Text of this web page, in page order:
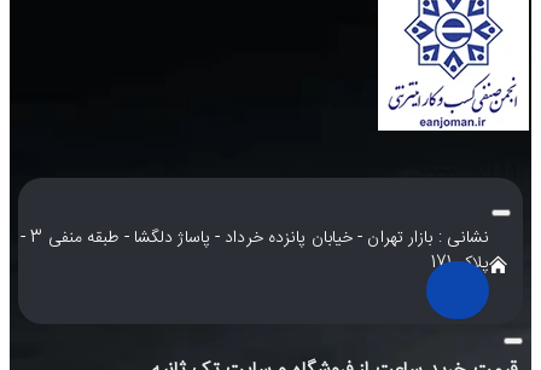
نشانی : بازار تهران - خیابان پانزده خرداد - پاساژ دلگشا - طبقه منفی 3 -
پلاک 171